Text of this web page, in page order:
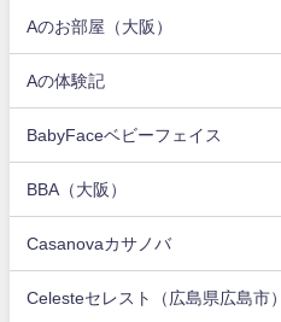
Aのお部屋（大阪）
Aの体験記
BabyFaceベビーフェイス
BBA（大阪）
Casanovaカサノバ
Celesteセレスト（広島県広島市）